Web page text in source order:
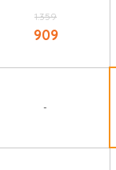
1.359
909
-